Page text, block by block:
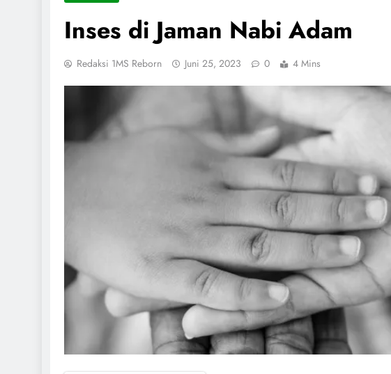
Inses di Jaman Nabi Adam
Redaksi 1MS Reborn Juni 25, 2023 0 4 Mins